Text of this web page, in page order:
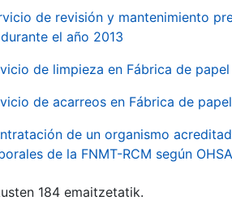
de revisión y mantenimiento
el año 2013
de limpieza en Fábrica de
de acarreos en Fábrica de
de un organismo
de la FNMT-RCM según
184 emaitzetatik.